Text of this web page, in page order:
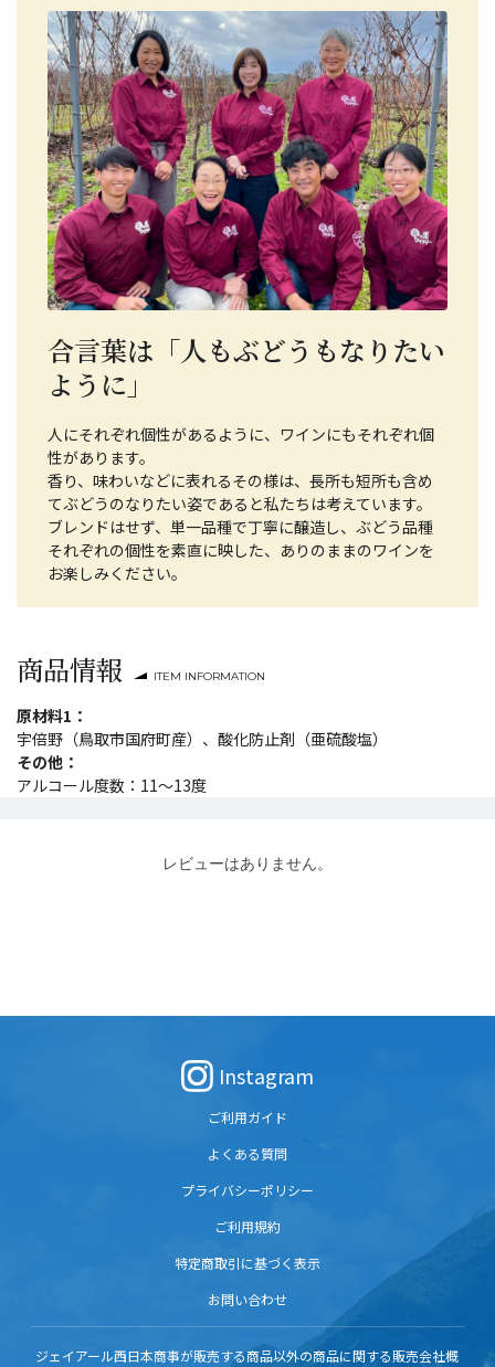
合言葉は「人もぶどうもなりたい
ように」
人にそれぞれ個性があるように、ワインにもそれぞれ個
性があります。
香り、味わいなどに表れるその様は、長所も短所も含め
てぶどうのなりたい姿であると私たちは考えています。
ブレンドはせず、単一品種で丁寧に醸造し、ぶどう品種
それぞれの個性を素直に映した、ありのままのワインを
お楽しみください。
商品情報 ITEM INFORMATION
原材料1：
宇倍野（鳥取市国府町産）、酸化防止剤（亜硫酸塩）
その他：
アルコール度数：11～13度
レビューはありません。
Instagram
ご利用ガイド
よくある質問
プライバシーポリシー
ご利用規約
特定商取引に基づく表示
お問い合わせ
ジェイアール西日本商事が販売する商品以外の商品に関する販売会社概